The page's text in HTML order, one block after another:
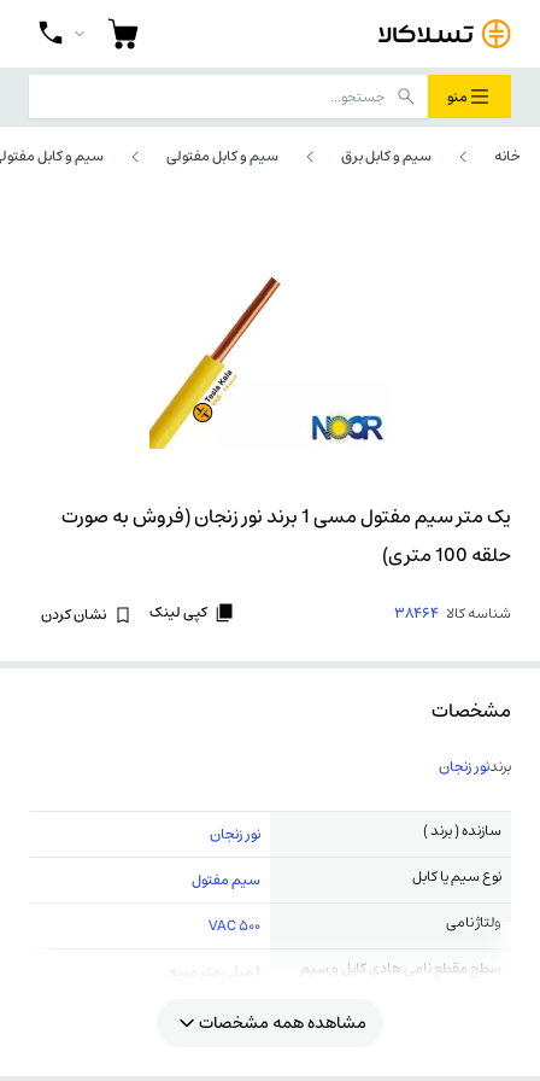
منو
خانه سیم و کابل برق سیم و کابل مفتولی سیم و کابل
یک متر سیم مفتول مسی 1 برند نور زنجان (فروش به صورت
حلقه 100 متری)
شناسه کالا 38464 کپی لینک نشان کردن
مشخصات
برندنور زنجان
سازنده ( برند )
نور زنجان
نوع سیم یا کابل
سیم مفتول
ولتاژ نامی
500 VAC
سطح مقطع نامی هادی کابل و سیم
1 میلی متر مربع
مشاهده همه مشخصات